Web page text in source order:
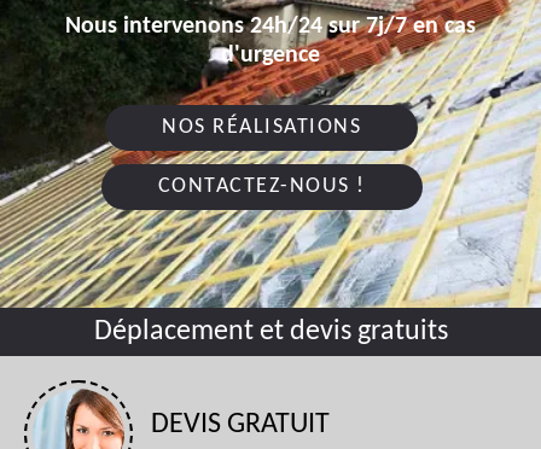
Nous intervenons 24h/24 sur 7j/7 en cas
d'urgence
NOS RÉALISATIONS
CONTACTEZ-NOUS !
Déplacement et devis gratuits
DEVIS GRATUIT